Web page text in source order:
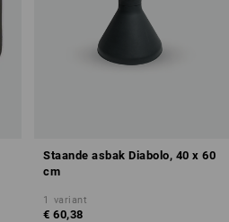
Staande asbak Diabolo, 40 x 60
cm
1 variant
€ 60,38